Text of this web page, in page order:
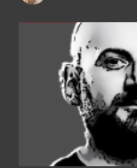
Direttivo
Speaker
Docenti
Blogger